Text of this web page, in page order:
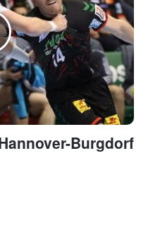
Burgdorf